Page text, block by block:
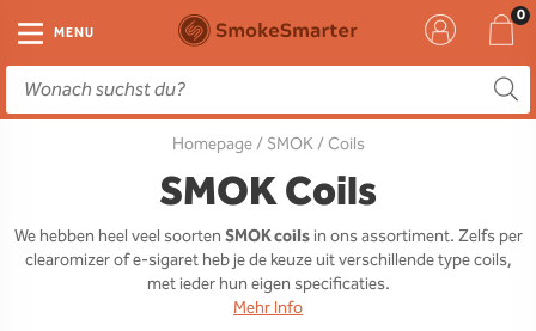
MENU E-Zigarette
E-Zigaretten Starter-Sets
Clearomizer
Einweg
Einweg Vape
Liquids
E-Liquid
Base
Zubehör
Clearomizer
Driptips
DIY
Aromen
Wick & Coils
Homepage/SMOK/ Coils
SMOK Coils
We hebben heel veel soortenSMOK coilsin ons assortiment. Zelfs per
clearomizer of e-sigaret heb je de keuze uit verschillende type coils,
met ieder hun eigen specificaties.
Mehr Info